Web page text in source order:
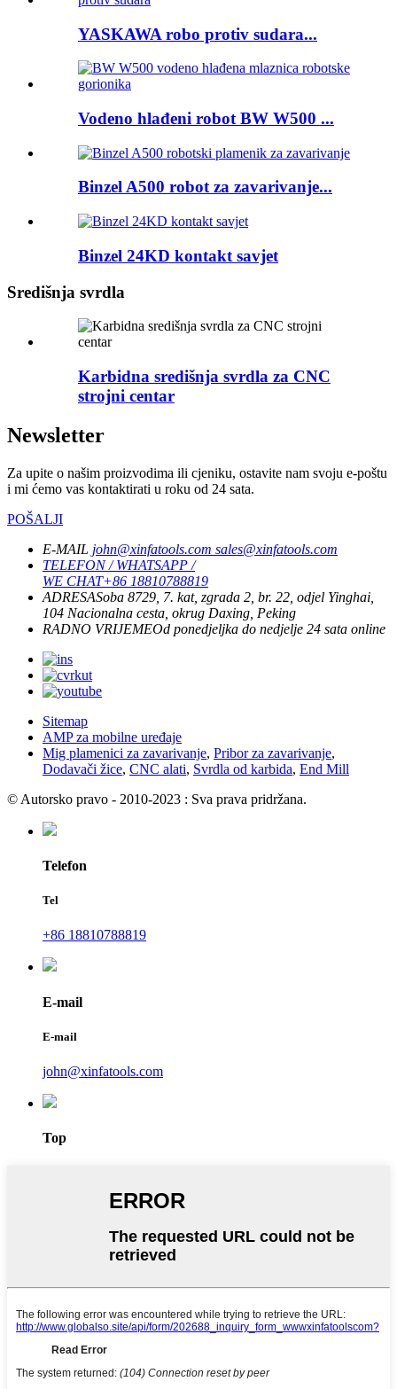
YASKAWA robo protiv sudara...
Vodeno hlađeni robot BW W500 ...
Binzel A500 robot za zavarivanje...
Binzel 24KD kontakt savjet
Središnja svrdla
Karbidna središnja svrdla za CNC
strojni centar
Newsletter
Za upite o našim proizvodima ili cjeniku, ostavite nam svoju e-poštu
i mi ćemo vas kontaktirati u roku od 24 sata.
POŠALJI
E-MAIL john@xinfatools.com sales@xinfatools.com
TELEFON / WHATSAPP /
WE CHAT+86 18810788819
ADRESASoba 8729, 7. kat, zgrada 2, br. 22, odjel Yinghai,
104 Nacionalna cesta, okrug Daxing, Peking
RADNO VRIJEMEOd ponedjeljka do nedjelje 24 sata online
Sitemap
AMP za mobilne uređaje
Mig plamenici za zavarivanje, Pribor za zavarivanje,
Dodavači žice, CNC alati, Svrdla od karbida, End Mill
© Autorsko pravo - 2010-2023 : Sva prava pridržana.
Telefon
Tel
+86 18810788819
E-mail
E-mail
john@xinfatools.com
Top